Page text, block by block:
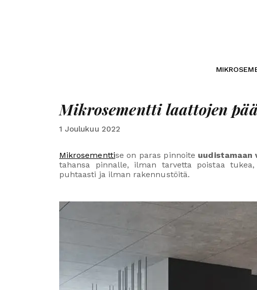
Mikrosementti laattojen
1 Joulukuu 2022
Mikrosementtise on paras pinnoite uudistamaan
tahansa pinnalle, ilman tarvetta poistaa
puhtaasti ja ilman rakennustöitä.